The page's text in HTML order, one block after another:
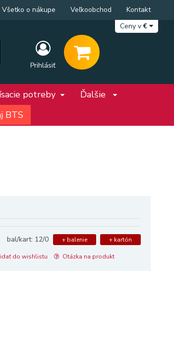
Prihlásiť
Všetko o nákupe Veľkoobchod
Kontakt
Ceny v€
potreby
Ďalšie
BTS
bal/kart: 12/0 + balenie + kartón
do wishlistu Otázka na produkt